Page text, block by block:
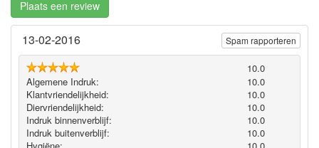
Plaats een review
13-02-2016
10.0
Algemene Indruk:
10.0
Klantvriendelijkheid:
10.0
Diervriendelijkheid:
10.0
Indruk binnenverblijf:
10.0
Indruk buitenverblijf:
10.0
Spam rapporteren